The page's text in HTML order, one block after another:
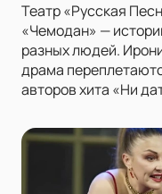
Театр «Русская
«Чемодан» —
разных людей.
драма
авторов хита «Ни